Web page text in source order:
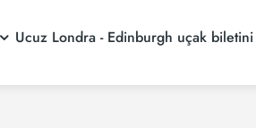
alırsanız çok daha ucuza uçarsınız.
Ucuz Londra - Edinburgh uçak
havayolu hem de Tezfly